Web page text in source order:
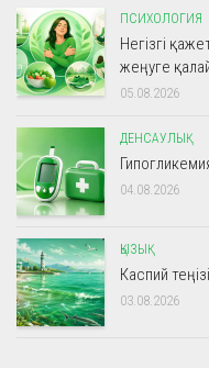
ПСИХОЛОГИЯ
Негізгі
жеңуге
05.08.2026
ДЕНСАУЛЫҚ
04.08.2026
ҚЫЗЫҚ
Каспий
03.08.2026